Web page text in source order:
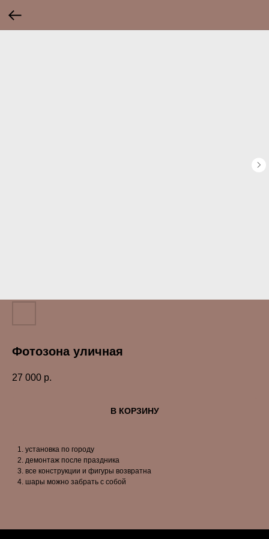
Фотозона уличная
27 000 р.
В КОРЗИНУ
установка по городу
демонтаж после праздника
все конструкции и фигуры возвратна
шары можно забрать с собой